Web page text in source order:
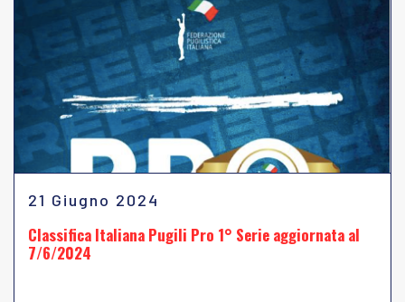
21 Giugno 2024
Classifica Italiana Pugili Pro 1° Serie aggiornata al
7/6/2024